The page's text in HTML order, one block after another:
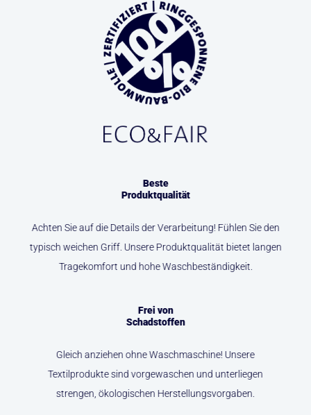
Beste
Produktqualität
Achten Sie auf die Details der Verarbeitung! Fühlen Sie den
typisch weichen Griff. Unsere Produktqualität bietet langen
Tragekomfort und hohe Waschbeständigkeit.
Frei von
Schadstoffen
Gleich anziehen ohne Waschmaschine! Unsere
Textilprodukte sind vorgewaschen und unterliegen
strengen, ökologischen Herstellungsvorgaben.